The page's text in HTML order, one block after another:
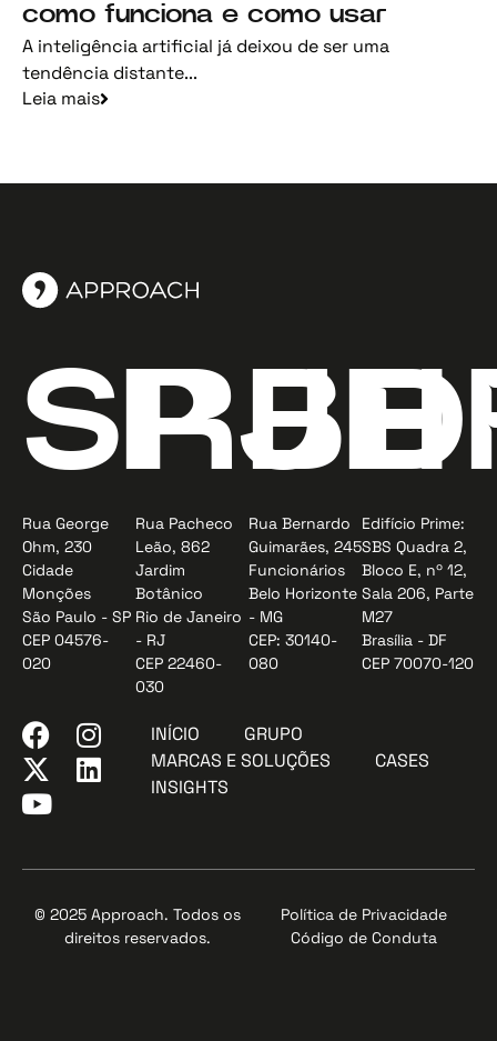
como funciona e como usar
A inteligência artificial já deixou de ser uma
tendência distante...
Leia mais
SP
Rua George
Ohm, 230
Cidade
Monções
São Paulo - SP
CEP 04576-
020
RJ
Rua Pacheco
Leão, 862
Jardim
Botânico
Rio de Janeiro
- RJ
CEP 22460-
030
BH
Rua Bernardo
Guimarães, 245
Funcionários
Belo Horizonte
- MG
CEP: 30140-
080
Edifício Prime:
SBS Quadra 2,
Bloco E, nº 12,
Sala 206, Parte
M27
Brasília - DF
CEP 70070-120
INÍCIO
GRUPO
MARCAS E SOLUÇÕES
CASES
INSIGHTS
© 2025 Approach. Todos os
direitos reservados.
Política de Privacidade
Código de Conduta